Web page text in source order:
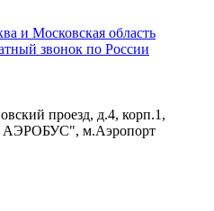
и Московская область
звонок по России
проезд, д.4, корп.1,
АЭРОБУС", м.Аэропорт